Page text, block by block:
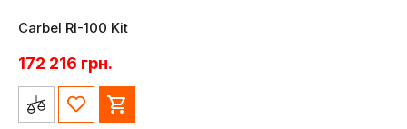
Carbel RI-100 Kit
172 216 грн.